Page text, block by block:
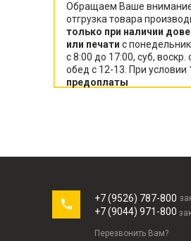
Обращаем Ваше
отгрузка товара
только при наличии
или печати с
с 8:00 до 17:00, суб, воскр.
обед с 12-13. При условии
предоплаты
+7 (9044) 971-800
+7 (9526) 787-800
Перезвонить Вам?